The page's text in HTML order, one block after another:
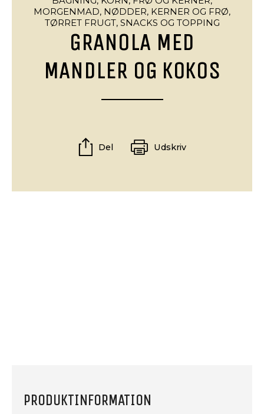
MORGENMAD, NØDDER, KERNER OG FRØ,
TØRRET FRUGT, SNACKS OG TOPPING
GRANOLA MED
MANDLER OG KOKOS
Del Udskriv
PRODUKTINFORMATION